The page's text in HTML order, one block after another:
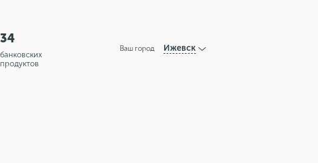
34
банковских
продуктов
Ваш город Ижевск